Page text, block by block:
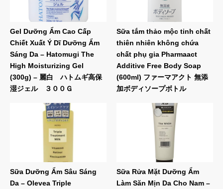
Gel Dưỡng Ẩm Cao Cấp
Chiết Xuất Ý Dĩ Dưỡng Ẩm
Sáng Da – Hatomugi The
High Moisturizing Gel
(300g) – 麗白 ハトムギ高保
湿ジェル ３００Ｇ
Sữa tắm thảo mộc tinh chất
thiên nhiên không chứa
chất phụ gia Pharmaact
Additive Free Body Soap
(600ml) ファーマアクト 無添
加ボディソープボトル
Sữa Dưỡng Ẩm Sâu Sáng
Da – Olevea Triple
Sữa Rửa Mặt Dưỡng Ẩm
Làm Săn Mịn Da Cho Nam –